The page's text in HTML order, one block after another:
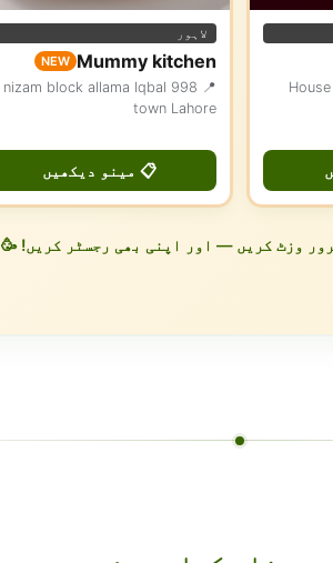
📍
لاہور
Mummy kitchen
NEW
📍 998 nizam block allama Iqbal
town Lahore
📋 مینو دیکھیں
وزٹ کریں — اور اپنی بھی رجسٹر کریں! 🥳